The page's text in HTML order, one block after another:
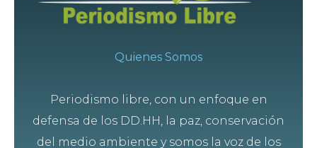
Quienes Somos
Periodismo libre, con un enfoque en
defensa de los DD.HH, la paz, conservación
del medio ambiente y somos la voz de los